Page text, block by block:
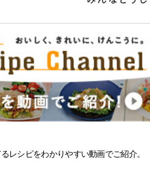
レシピをわかりやすい動画でご紹介。